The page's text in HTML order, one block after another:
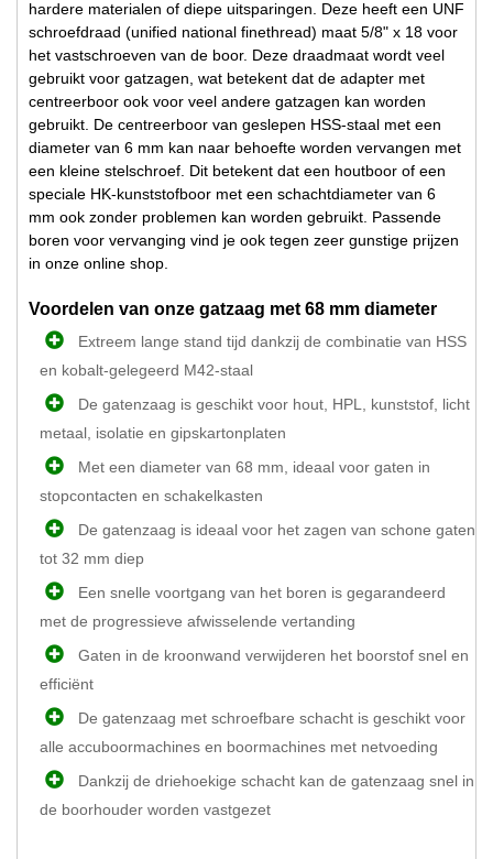
hardere materialen of diepe uitsparingen. Deze heeft een UNF
schroefdraad (unified national finethread) maat 5/8" x 18 voor
het vastschroeven van de boor. Deze draadmaat wordt veel
gebruikt voor gatzagen, wat betekent dat de adapter met
centreerboor ook voor veel andere gatzagen kan worden
gebruikt. De centreerboor van geslepen HSS-staal met een
diameter van 6 mm kan naar behoefte worden vervangen met
een kleine stelschroef. Dit betekent dat een houtboor of een
speciale HK-kunststofboor met een schachtdiameter van 6
mm ook zonder problemen kan worden gebruikt. Passende
boren voor vervanging vind je ook tegen zeer gunstige prijzen
in onze online shop.
Voordelen van onze gatzaag met 68 mm diameter
Extreem lange stand tijd dankzij de combinatie van HSS
en kobalt-gelegeerd M42-staal
De gatenzaag is geschikt voor hout, HPL, kunststof, licht
metaal, isolatie en gipskartonplaten
Met een diameter van 68 mm, ideaal voor gaten in
stopcontacten en schakelkasten
De gatenzaag is ideaal voor het zagen van schone gaten
tot 32 mm diep
Een snelle voortgang van het boren is gegarandeerd
met de progressieve afwisselende vertanding
Gaten in de kroonwand verwijderen het boorstof snel en
efficiënt
De gatenzaag met schroefbare schacht is geschikt voor
alle accuboormachines en boormachines met netvoeding
Dankzij de driehoekige schacht kan de gatenzaag snel in
de boorhouder worden vastgezet